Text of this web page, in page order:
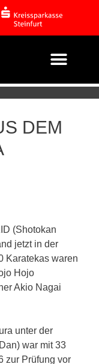
DEM
(Shotokan
jetzt in der
Karatekas waren
Hojo
Akio Nagai
unter der
war mit 33
zur Prüfung vor